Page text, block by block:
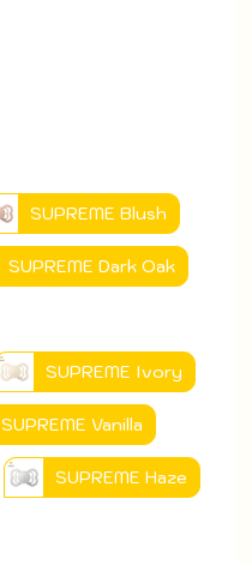
SUPREME Blush
SUPREME Dark Oak
SUPREME Ivory
SUPREME Vanilla
SUPREME Haze